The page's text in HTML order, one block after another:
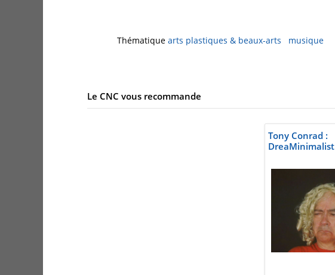
Thématique arts plastiques & beaux-arts musique
Le CNC vous recommande
Tony Conrad :
DreaMinimalist